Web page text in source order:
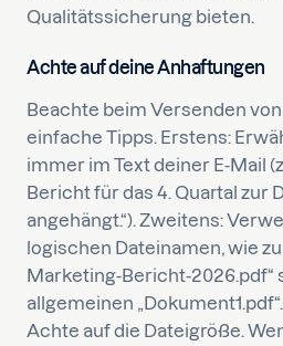
Qualitätssicherung bieten.
Achte auf deine Anhaftungen
Beachte beim Versenden
einfache Tipps. Erstens:
immer im Text deiner E-Mail
Bericht für das 4. Quartal zur
angehängt.“). Zweitens:
logischen Dateinamen, wie
Marketing-Bericht-2026.pdf“
allgemeinen
Achte auf die Dateigröße.